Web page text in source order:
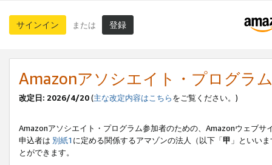
サインイン または 登録
Amazonアソシエイト・プログラ
改定日: 2026/4/20(主な改定内容はこちらをご覧ください。)
Amazonアソシエイト・プログラム参加者のための、Amazonウェブサ
申込者は 別紙1 に定める関係するアマゾンの法人（以下「甲 」といい
とができます。